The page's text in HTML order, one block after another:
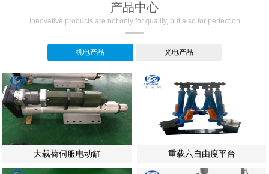
产品中心
Innovative products are not only for quality, but also for perfection
机电产品 光电产品
大载荷伺服电动缸 重载六自由度平台